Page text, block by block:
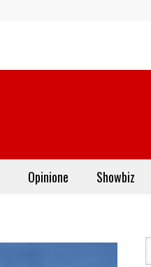
Opinione Showbiz